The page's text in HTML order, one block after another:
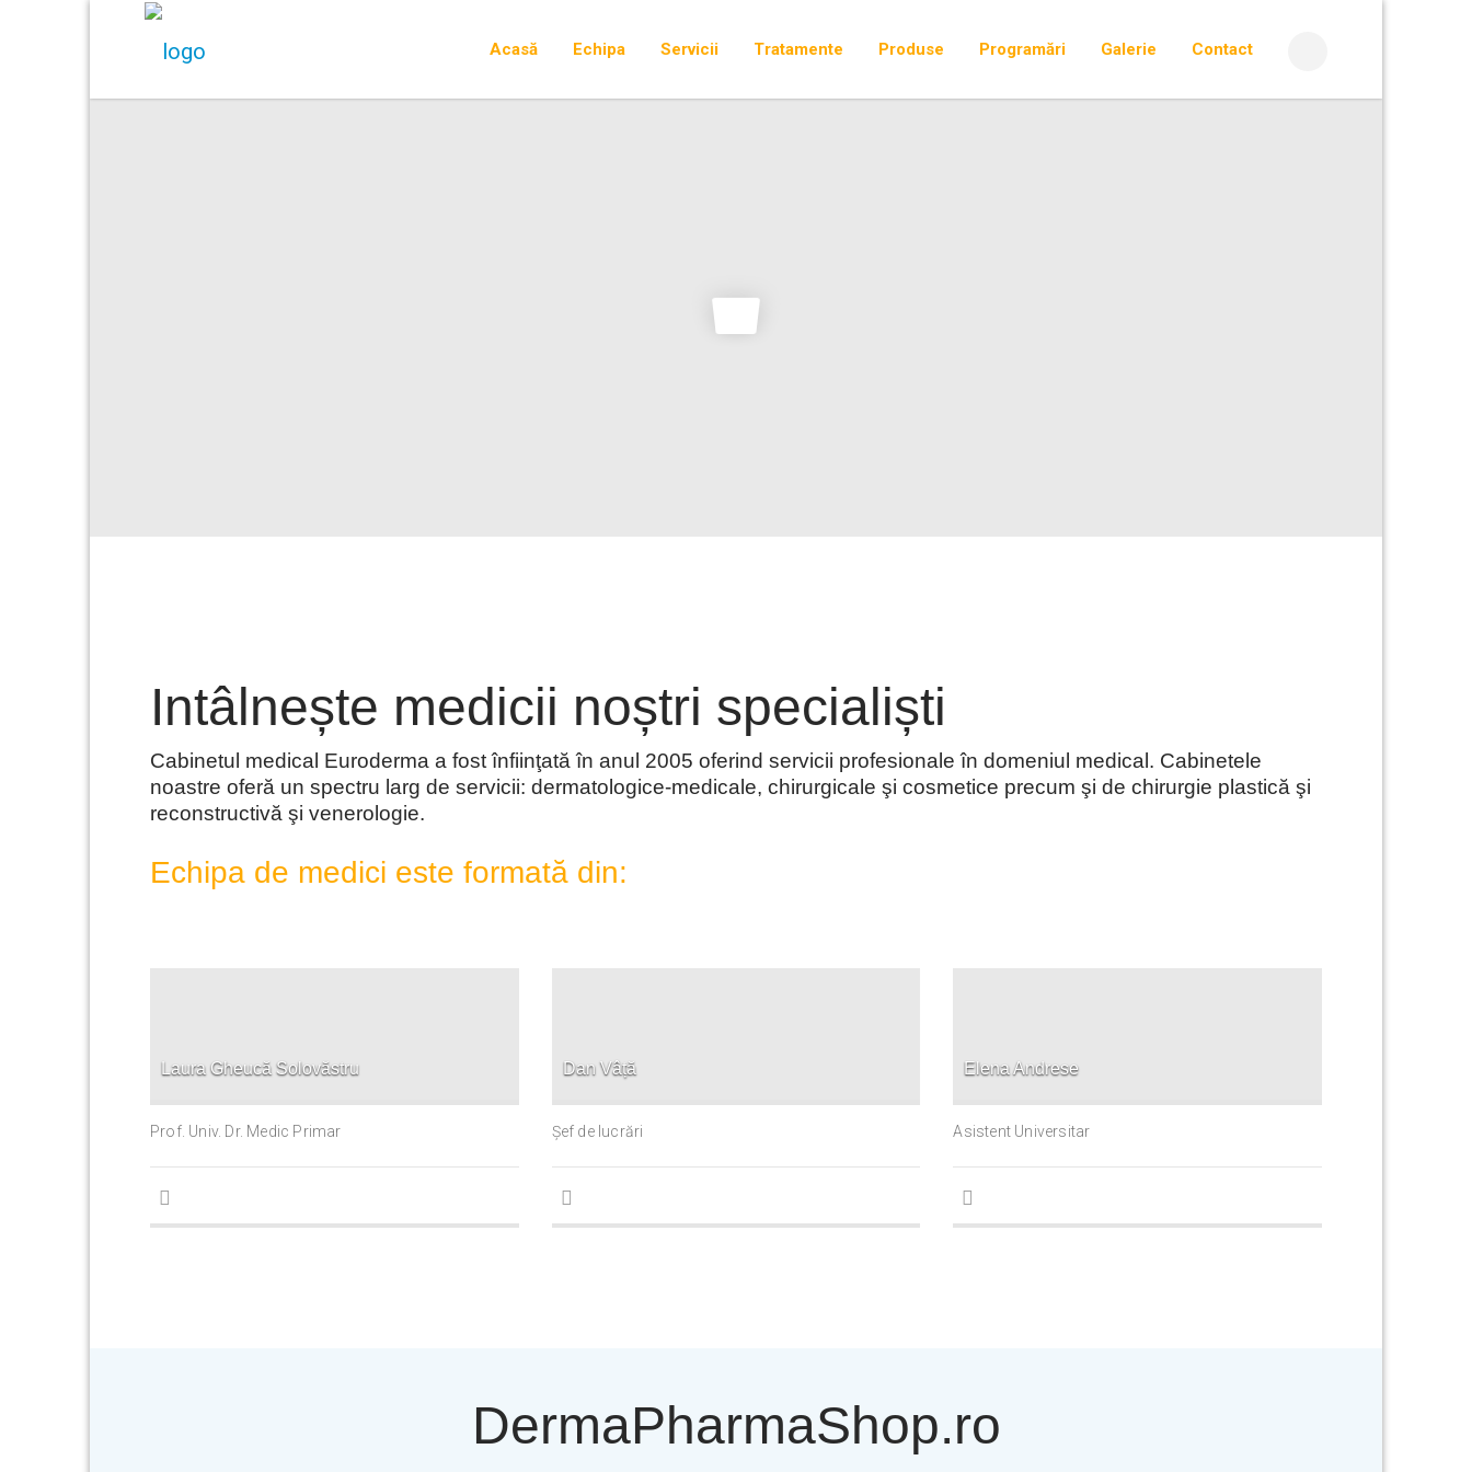
Acasă Echipa Servicii Tratamente Produse Programări Galerie Contact
Intâlnește medicii noștri specialiști
Cabinetul medical Euroderma a fost înfiinţată în anul 2005 oferind servicii profesionale în domeniul medical. Cabinetele
noastre oferă un spectru larg de servicii: dermatologice-medicale, chirurgicale şi cosmetice precum şi de chirurgie plastică şi
reconstructivă şi venerologie.
Echipa de medici este formată din:
Laura Gheucă Solovăstru
Prof. Univ. Dr. Medic Primar
Dan Vâță
Șef de lucrări
Elena Andrese
Asistent Universitar
DermaPharmaShop.ro